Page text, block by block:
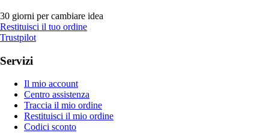
30 giorni per cambiare idea
Restituisci il tuo ordine
Trustpilot
Servizi
Il mio account
Centro assistenza
Traccia il mio ordine
Restituisci il mio ordine
Codici sconto